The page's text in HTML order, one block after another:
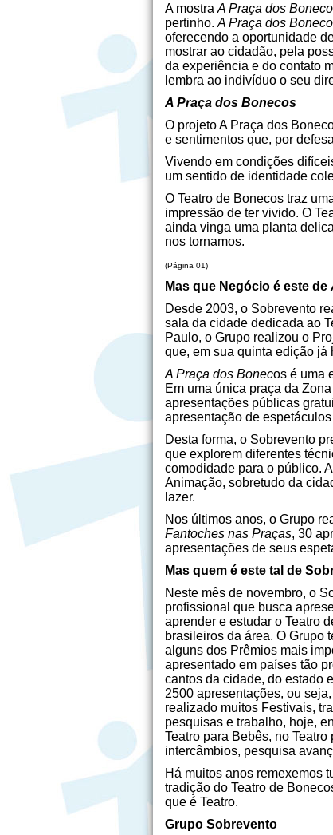
A mostra A Praça dos
pertinho. A Praça dos Boneco
oferecendo a oportunidade
mostrar ao cidadão, pela
da experiência e do contato
lembra ao indivíduo o seu
A Praça dos Bonecos
O projeto A Praça dos
e sentimentos que, por
Vivendo em condições
um sentido de identidade
O Teatro de Bonecos traz
impressão de ter vivido. O
ainda vinga uma planta
nos tornamos.
(Página 01)
Mas que Negócio é este de
Desde 2003, o Sobrevento
sala da cidade dedicada ao
Paulo, o Grupo realizou o
que, em sua quinta edição
A Praça dos Bonecos é uma
Em uma única praça da
apresentações públicas
apresentação de
Desta forma, o Sobrevento
que explorem diferentes
comodidade para o público.
Animação, sobretudo da
lazer.
Nos últimos anos, o Grupo
Fantoches nas Praças, 30
apresentações de seus
Mas quem é este tal de
Neste mês de novembro, o
profissional que busca
aprender e estudar o Teatro
brasileiros da área. O Grupo
alguns dos Prêmios mais
apresentado em países tão
cantos da cidade, do estado
2500 apresentações, ou
realizado muitos Festivais,
pesquisas e trabalho, hoje,
Teatro para Bebês, no
intercâmbios, pesquisa
Há muitos anos remexemos
tradição do Teatro de
que é Teatro.
Grupo Sobrevento